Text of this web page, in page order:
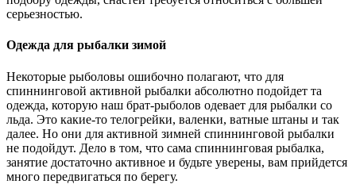
серьезностью.
Одежда для рыбалки зимой
Некоторые рыболовы ошибочно полагают, что для
спиннинговой активной рыбалки абсолютно подойдет та
одежда, которую наш брат-рыболов одевает для рыбалки со
льда. Это какие-то телогрейки, валенки, ватные штаны и так
далее. Но они для активной зимней спиннинговой рыбалки
не подойдут. Дело в том, что сама спиннинговая рыбалка,
занятие достаточно активное и будьте уверены, вам прийдется
много передвигаться по берегу.